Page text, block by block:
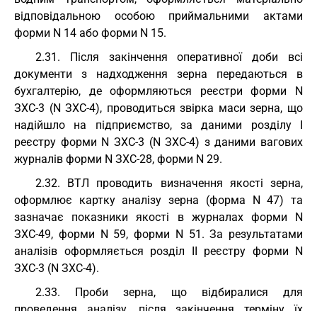
відповідальною особою приймальними актами
форми N 14 або форми N 15.
2.31. Після закінчення оперативної доби всі
документи з надходження зерна передаються в
бухгалтерію, де оформляються реєстри форми N
ЗХС-3 (N ЗХС-4), проводиться звірка маси зерна, що
надійшло на підприємство, за даними розділу I
реєстру форми N ЗХС-3 (N ЗХС-4) з даними вагових
журналів форми N ЗХС-28, форми N 29.
2.32. ВТЛ проводить визначення якості зерна,
оформлює картку аналізу зерна (форма N 47) та
зазначає показники якості в журналах форми N
ЗХС-49, форми N 59, форми N 51. За результатами
аналізів оформляється розділ II реєстру форми N
ЗХС-3 (N ЗХС-4).
2.33. Проби зерна, що відбиралися для